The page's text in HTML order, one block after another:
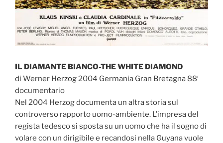
IL DIAMANTE BIANCO-THE WHITE DIAMOND
di Werner Herzog 2004 Germania Gran Bretagna 88′
documentario
Nel 2004 Herzog documenta un altra storia sul
controverso rapporto uomo-ambiente. L’impresa del
regista tedesco si sposta su un uomo che ha il sogno di
volare con un dirigibile e recandosi nella Guyana vuole